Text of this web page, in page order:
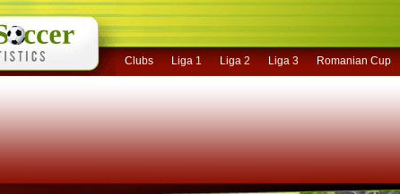
Clubs Liga 1 Liga 2 Liga 3 Romanian Cup